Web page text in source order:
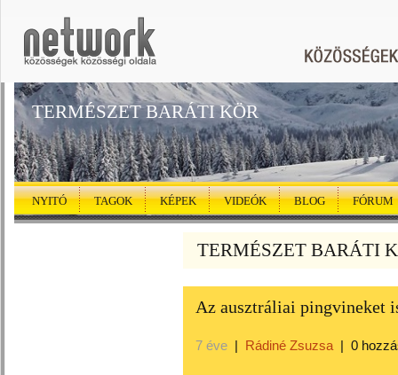
TERMÉSZET BARÁTI KÖR
NYITÓ TAGOK KÉPEK VIDEÓK BLOG FÓRUM
TERMÉSZET BARÁTI
Az ausztráliai pingvineket
7 éve | Rádiné Zsuzsa | 0